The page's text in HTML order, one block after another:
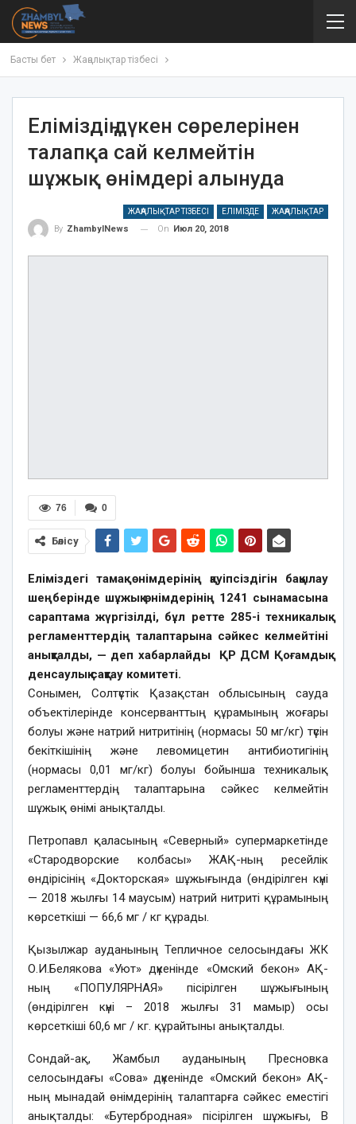
Басты бет Жаңалықтар тізбесі
Еліміздің дүкен сөрелерінен
талапқа сай келмейтін
шұжық өнімдері алынуда
ЖАҢАЛЫҚТАР ТІЗБЕСІ ЕЛІМІЗДЕ ЖАҢАЛЫҚТАР
By ZhambylNews On Июл 20, 2018
0
76
Бөлісу
Еліміздегі тамақ өнімдерінің қауіпсіздігін бақылау
шеңберінде шұжық өнімдерінің 1241 сынамасына
сараптама жүргізілді, бұл ретте 285-і техникалық
регламенттердің талаптарына сәйкес келмейтіні
анықталды, — деп хабарлайды ҚР ДСМ Қоғамдық
денсаулық сақтау комитеті.
Сонымен, Солтүстік Қазақстан облысының сауда
объектілерінде консерванттың құрамының жоғары
болуы және натрий нитритінің (нормасы 50 мг/кг) түсін
бекіткішінің және левомицетин антибиотигінің
(нормасы 0,01 мг/кг) болуы бойынша техникалық
регламенттердің талаптарына сәйкес келмейтін
шұжық өнімі анықталды.
Петропавл қаласының «Северный» супермаркетінде
«Стародворские колбасы» ЖАҚ-ның ресейлік
өндірісінің «Докторская» шұжығында (өндірілген күні
— 2018 жылғы 14 маусым) натрий нитриті құрамының
көрсеткіші — 66,6 мг / кг құрады.
Қызылжар ауданының Тепличное селосындағы ЖК
О.И.Белякова «Уют» дүкенінде «Омский бекон» АҚ-
ның «ПОПУЛЯРНАЯ» пісірілген шұжығының
(өндірілген күні – 2018 жылғы 31 мамыр) осы
көрсеткіші 60,6 мг / кг. құрайтыны анықталды.
Сондай-ақ, Жамбыл ауданының Пресновка
селосындағы «Сова» дүкенінде «Омский бекон» АҚ-
ның мынадай өнімдерінің талаптарға сәйкес еместігі
анықталды: «Бутербродная» пісірілген шұжығы, B